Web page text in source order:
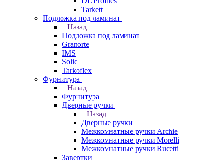
Tarkett
Подложка под ламинат
Назад
Подложка под ламинат
Granorte
IMS
Solid
Tarkoflex
Фурнитура
Назад
Фурнитура
Дверные ручки
Назад
Дверные ручки
Межкомнатные ручки Archie
Межкомнатные ручки Morelli
Межкомнатные ручки Rucetti
Завертки